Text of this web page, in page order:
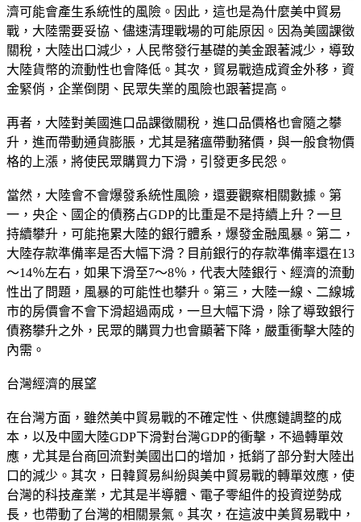
濟可能會產生系統性的風險。因此，這也是為什麼美中貿易
戰，大陸需要妥協、儘速清理戰場的可能原因。因為美國課徵
關稅，大陸出口減少，人民幣發行基礎的美金跟著減少，導致
大陸貨幣的流動性也會降低。其次，貿易戰造成資金外移，資
金緊俏，企業倒閉、民眾失業的風險也跟著提高。
再者，大陸對美國進口品課徵關稅，進口品價格也會隨之攀
升，進而帶動通貨膨脹，尤其是豬瘟帶動豬價，與一般食物價
格的上漲，將使民眾購買力下滑，引發更多民怨。
當然，大陸會不會爆發系統性風險，還要觀察相關數據。第
一，央企、國企的債務占GDP的比重是不是持續上升？一旦
持續攀升，可能拖累大陸的銀行體系，爆發金融風暴。第二，
大陸存款準備率是否大幅下滑？目前銀行的存款準備率還在13
～14％左右，如果下滑至7～8％，代表大陸銀行、經濟的流動
性出了問題，風暴的可能性也攀升。第三，大陸一線、二線城
市的房價會不會下滑超過兩成，一旦大幅下滑，除了導致銀行
債務攀升之外，民眾的購買力也會顯著下降，嚴重衝擊大陸的
內需。
台灣經濟的展望
在台灣方面，雖然美中貿易戰的不確定性、供應鏈調整的成
本，以及中國大陸GDP下滑對台灣GDP的衝擊，不過轉單效
應，尤其是台商回流對美國出口的增加，抵銷了部分對大陸出
口的減少。其次，日韓貿易糾紛與美中貿易戰的轉單效應，使
台灣的科技產業，尤其是半導體、電子零組件的投資逆勢成
長，也帶動了台灣的相關景氣。其次，在這波中美貿易戰中，